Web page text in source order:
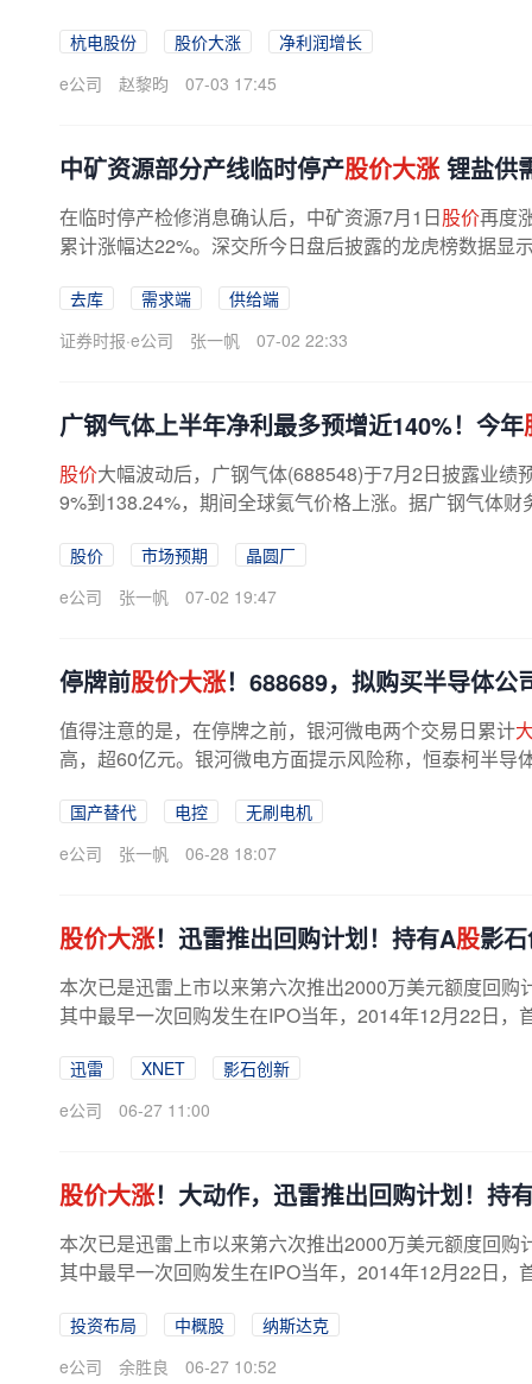
杭电股份 股价大涨
净利润增长
e公司
赵黎昀 07-03 17:45
中矿资源部分产线临时停产股价大涨锂盐供
在临时停产检修消息确认后，中矿资源7月1日股价再度
累计涨幅达22%。深交所今日盘后披露的龙虎榜数据显
去库 需求端
供给端
证券时报·e公司
张一帆 07-02 22:33
广钢气体上半年净利最多预增近140%！今年
股价大幅波动后，广钢气体(688548)于7月2日披露业绩
9%到138.24%，期间全球氦气价格上涨。据广钢气体
股价 市场预期
晶圆厂
e公司
张一帆 07-02 19:47
停牌前股价大涨！688689，拟购买半导体公
值得注意的是，在停牌之前，银河微电两个交易日累计
高，超60亿元。银河微电方面提示风险称，恒泰柯半导
国产替代 电控
无刷电机
e公司
张一帆 06-28 18:07
股价大涨！迅雷推出回购计划！持有A股影
本次已是迅雷上市以来第六次推出2000万美元额度回
其中最早一次回购发生在IPO当年，2014年12月22日，
迅雷 XNET
影石创新
e公司
06-27 11:00
股价大涨！大动作，迅雷推出回购计划！持
本次已是迅雷上市以来第六次推出2000万美元额度回
其中最早一次回购发生在IPO当年，2014年12月22日，
投资布局 中概股
纳斯达克
e公司
余胜良 06-27 10:52